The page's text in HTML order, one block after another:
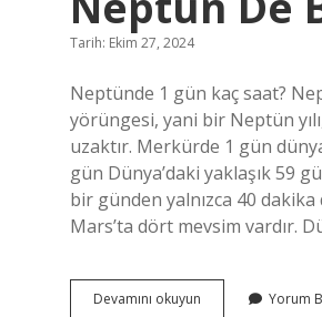
Tarih: Ekim 27, 2024
Neptünde 1 gün kaç saat?
yörüngesi, yani bir Neptün
uzaktır. Merkürde 1 gün
gün Dünya’daki yaklaşık 59
bir günden yalnızca 40 dakika
Mars’ta dört mevsim vardır.
Devamını okuyun Yorum